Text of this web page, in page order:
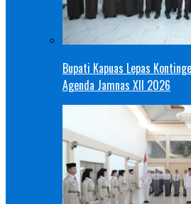
Bupati Kapuas Lepas
Agenda Jamnas XII 2026